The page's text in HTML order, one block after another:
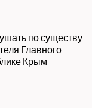
по существу
Главного
Крым